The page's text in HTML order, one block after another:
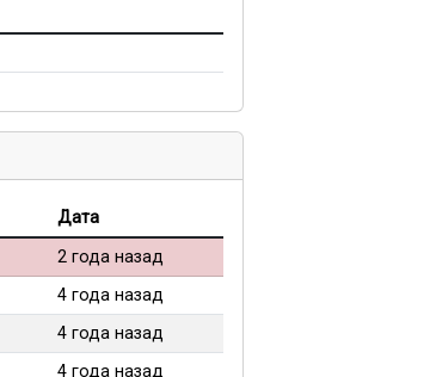
Дата
2 года назад
4 года назад
4 года назад
4 года назад